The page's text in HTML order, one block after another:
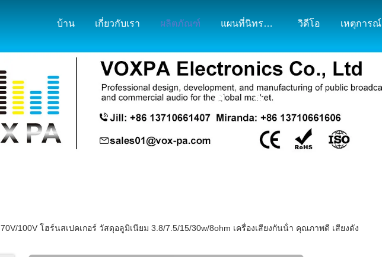
บ้าน เกี่ยวกับเรา ผลิตภัณฑ์ แผนที่นิทรรศการและตลาด วิดีโอ เหตุการณ์
รายละเอียดสินค้า
70V/100V โฮร์นสเปคเกอร์ วัสดุอลูมิเนียม 3.8/7.5/15/30w/8ohm เครื่องเสียงกันน้ํา คุณภาพดี เสียงดัง